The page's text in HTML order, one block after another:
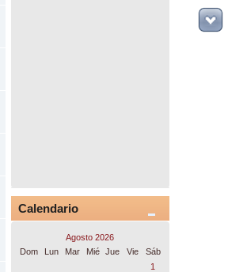
Calendario
Agosto 2026
Dom
Lun Mar Mié Jue Vie
Sáb
1